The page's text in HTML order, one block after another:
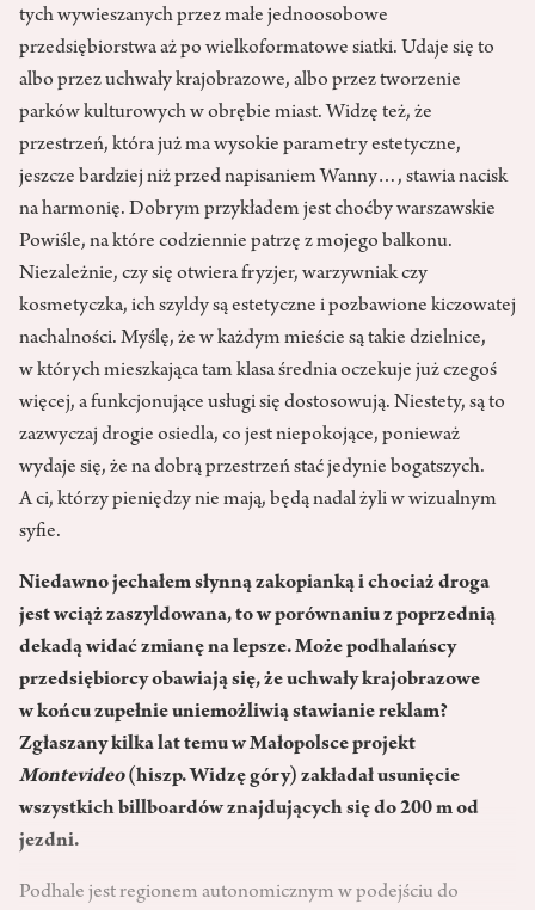
tych wywieszanych przez małe jednoosobowe
przedsiębiorstwa aż po wielkoformatowe siatki. Udaje się to
albo przez uchwały krajobrazowe, albo przez tworzenie
parków kulturowych w obrębie miast. Widzę też, że
przestrzeń, która już ma wysokie parametry estetyczne,
jeszcze bardziej niż przed napisaniem Wanny…, stawia nacisk
na harmonię. Dobrym przykładem jest choćby warszawskie
Powiśle, na które codziennie patrzę z mojego balkonu.
Niezależnie, czy się otwiera fryzjer, warzywniak czy
kosmetyczka, ich szyldy są estetyczne i pozbawione kiczowatej
nachalności. Myślę, że w każdym mieście są takie dzielnice,
w których mieszkająca tam klasa średnia oczekuje już czegoś
więcej, a funkcjonujące usługi się dostosowują. Niestety, są to
zazwyczaj drogie osiedla, co jest niepokojące, ponieważ
wydaje się, że na dobrą przestrzeń stać jedynie bogatszych.
A ci, którzy pieniędzy nie mają, będą nadal żyli w wizualnym
syfie.
Niedawno jechałem słynną zakopianką i chociaż droga
jest wciąż zaszyldowana, to w porównaniu z poprzednią
dekadą widać zmianę na lepsze. Może podhalańscy
przedsiębiorcy obawiają się, że uchwały krajobrazowe
w końcu zupełnie uniemożliwią stawianie reklam?
Zgłaszany kilka lat temu w Małopolsce projekt
Montevideo(hiszp. Widzę góry) zakładał usunięcie
wszystkich billboardów znajdujących się do 200 m od
jezdni.
Podhale jest regionem autonomicznym w podejściu do